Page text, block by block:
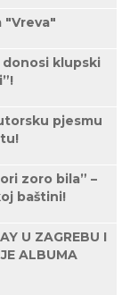
"Vreva"
klupski
pjesmu
zoro bila” –
baštini!
U ZAGREBU I
ALBUMA